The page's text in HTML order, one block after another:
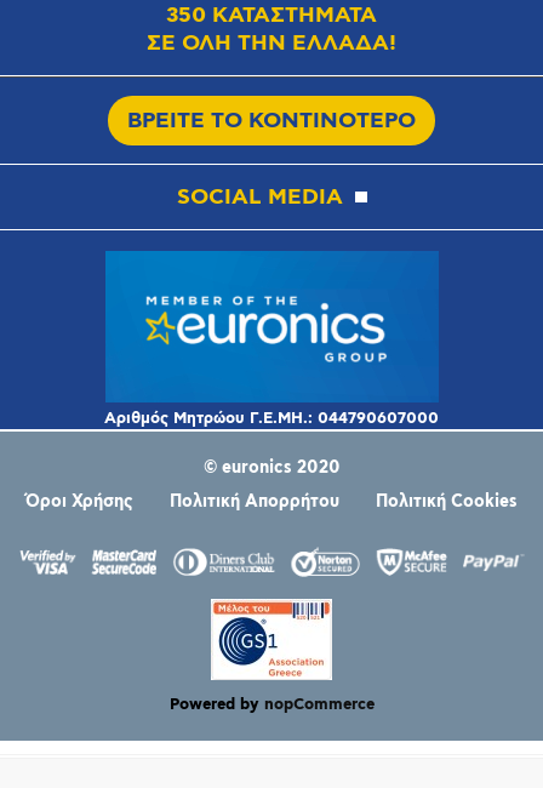
350 ΚΑΤΑΣΤΗΜΑΤΑ
ΣΕ ΟΛΗ ΤΗΝ ΕΛΛΑΔΑ!
ΒΡΕΙΤΕ ΤΟ ΚΟΝΤΙΝΟΤΕΡΟ
SOCIAL MEDIA
© euronics 2020
Όροι Χρήσης
Πολιτική Απορρήτου Πολιτική Cookies
Powered by nopCommerce